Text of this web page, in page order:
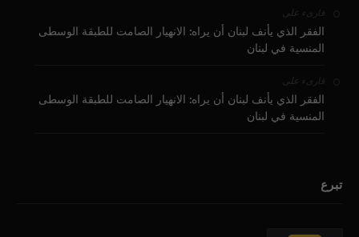
قارىء على
الفقر الذي يأنف لبنان أن يراه: الانهيار الصامت للطبقة الوسطى
المنسية في لبنان
قارىء على
الفقر الذي يأنف لبنان أن يراه: الانهيار الصامت للطبقة الوسطى
المنسية في لبنان
تبرع